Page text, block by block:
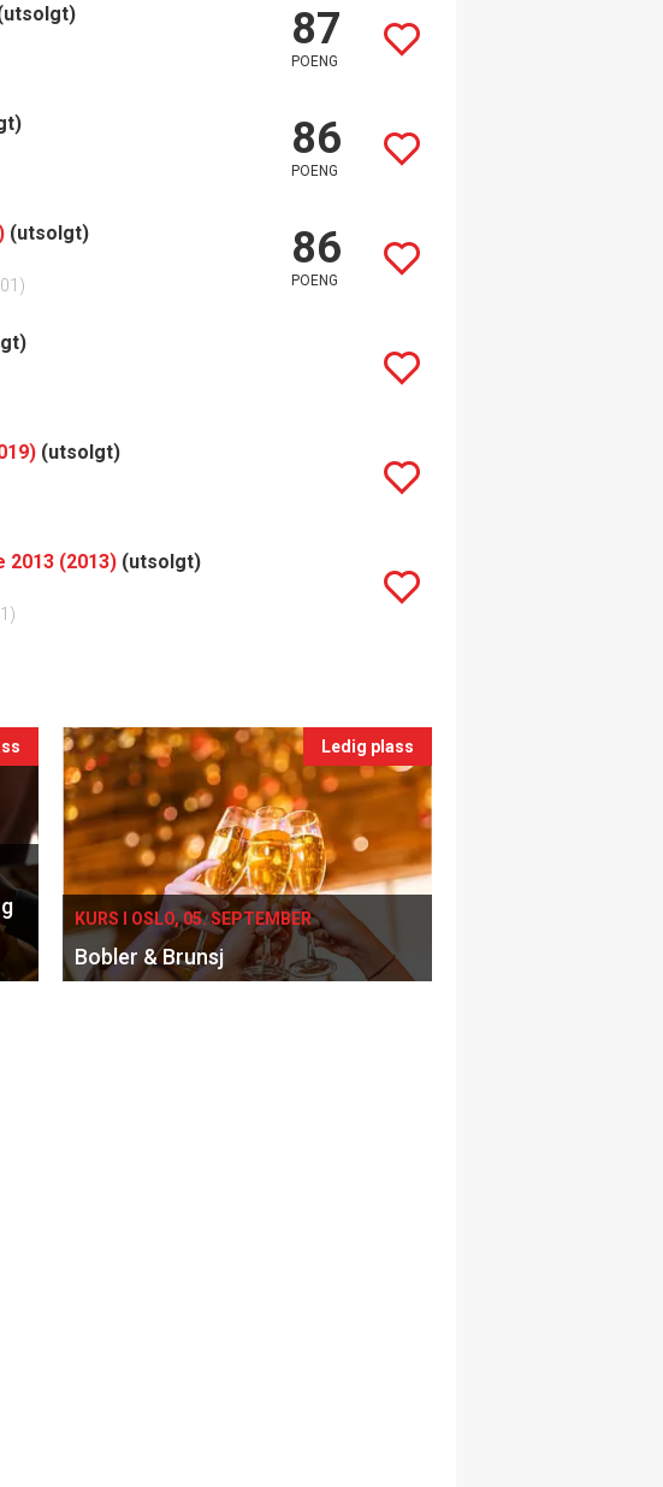
87
POENG
86
POENG
(utsolgt) 86
POENG
(utsolgt)
2013 (2013) (utsolgt)
Ledig plass
KURS I OSLO, 05. SEPTEMBER
Bobler & Brunsj